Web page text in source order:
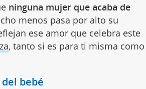
ninguna mujer que acaba de
menos pasa por alto su
ese amor que celebra este
, tanto si es para ti misma como
bebé